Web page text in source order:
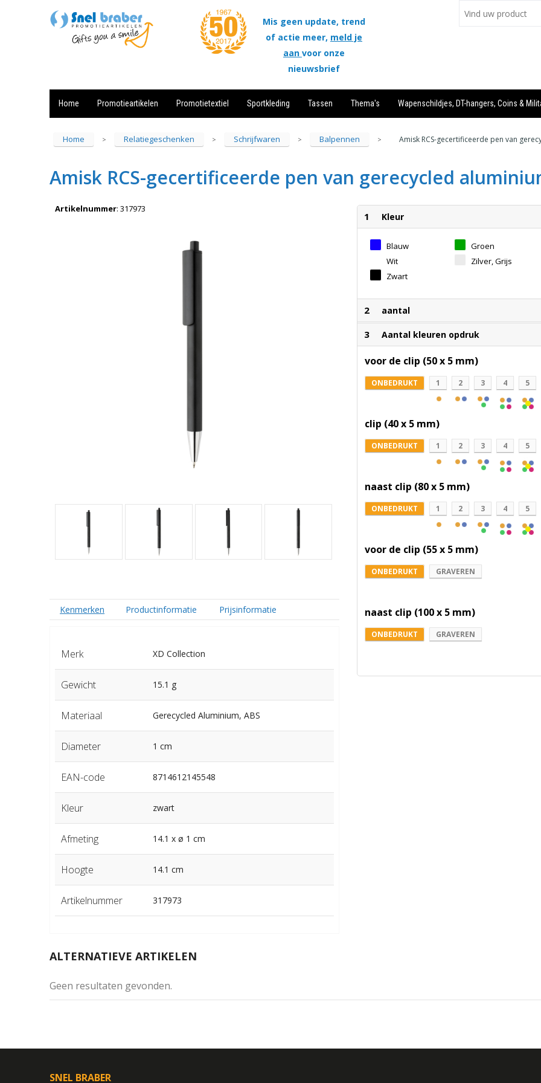
Mis geen update, trend
of actie meer, meld je
aan voor onze
nieuwsbrief
Home Promotieartikelen Promotietextiel Sportkleding Tassen Thema's Wapenschildjes, DT-hangers, Coins &
Home > Relatiegeschenken > Schrijfwaren > Balpennen > Amisk RCS-gecertificeerde pen van
Amisk RCS-gecertificeerde pen van gerecycled
Artikelnummer: 317973
1 Kleur
Blauw
Groen
Wit
Zilver, Grijs
Zwart
2 aantal
3 Aantal kleuren opdruk
voor de clip (50 x 5 mm)
ONBEDRUKT 1 2 3 4 5
clip (40 x 5 mm)
ONBEDRUKT 1 2 3 4 5
naast clip (80 x 5 mm)
ONBEDRUKT 1 2 3 4 5
voor de clip (55 x 5 mm)
ONBEDRUKT GRAVEREN
naast clip (100 x 5 mm)
ONBEDRUKT GRAVEREN
Kenmerken Productinformatie Prijsinformatie
Merk XD Collection
Gewicht 15.1 g
Materiaal Gerecycled Aluminium, ABS
Diameter 1 cm
EAN-code 8714612145548
Kleur zwart
Afmeting 14.1 x ø 1 cm
Hoogte 14.1 cm
Artikelnummer 317973
ALTERNATIEVE ARTIKELEN
Geen resultaten gevonden.
SNEL BRABER